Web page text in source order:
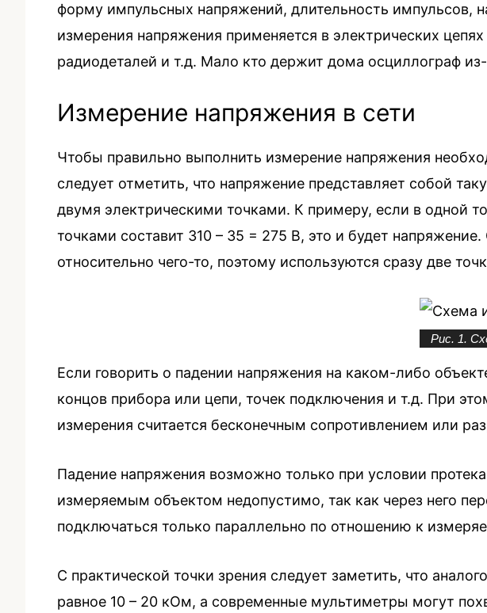
форму импульсных напряжений, длительность импульсов,
измерения напряжения применяется в электрических
радиодеталей и т.д. Мало кто держит дома осциллограф
Измерение напряжения в сети
Чтобы правильно выполнить измерение напряжения
следует отметить, что напряжение представляет собой
двумя электрическими точками. К примеру, если в одной
точками составит 310 – 35 = 275 В, это и будет
относительно чего-то, поэтому используются сразу две
Рис. 1.
Если говорить о падении напряжения на каком-либо
концов прибора или цепи, точек подключения и т.д. При
измерения считается бесконечным сопротивлением или
Падение напряжения возможно только при условии
измеряемым объектом недопустимо, так как через него
подключаться только параллельно по отношению к
С практической точки зрения следует заметить, что
равное 10 – 20 кОм, а современные мультиметры могут